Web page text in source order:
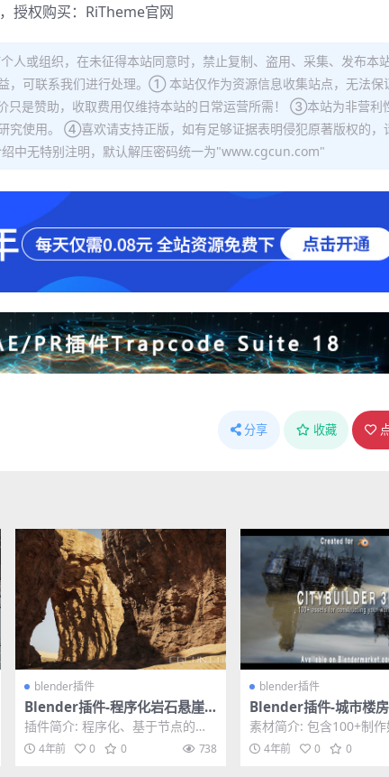
授权购买： RiTheme官网
人或组织，在未征得本站同意时，禁止复制、盗用、采集、发布本
，可联系我们进行处理。① 本站仅作为资源信息收集站点，无法保
是赞助，收取费用仅维持本站的日常运营所需！ ③本站为非营利
究使用。 ④喜欢请支持正版，如有足够证据表明侵犯原著版权的，
中无特别注明，默认解压密码统一为"www.cgcun.com"
分享 收藏
blender插件
Blender插件-程序化岩石悬崖
生成器插件 Procedural Rock
Generator
插件简介: 程序化、基于节点的着
色器可轻松生成无限数量的岩石或
悬崖。它使用微位移...
4年前 0 0 738
blender插件
Blender插件-城市楼
型预设插件 Blender
itybuilder 3D
素材简介: 包含100+制作
模型预设，也可以自定
成，包含贴图材质...
4年前 0 0